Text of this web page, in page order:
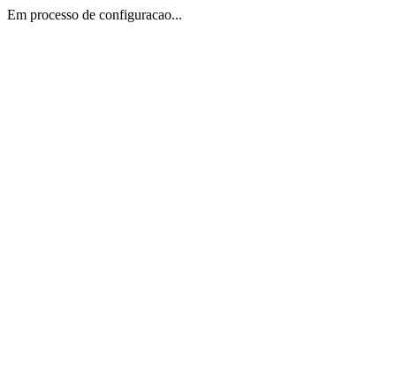
Em processo de configuracao...